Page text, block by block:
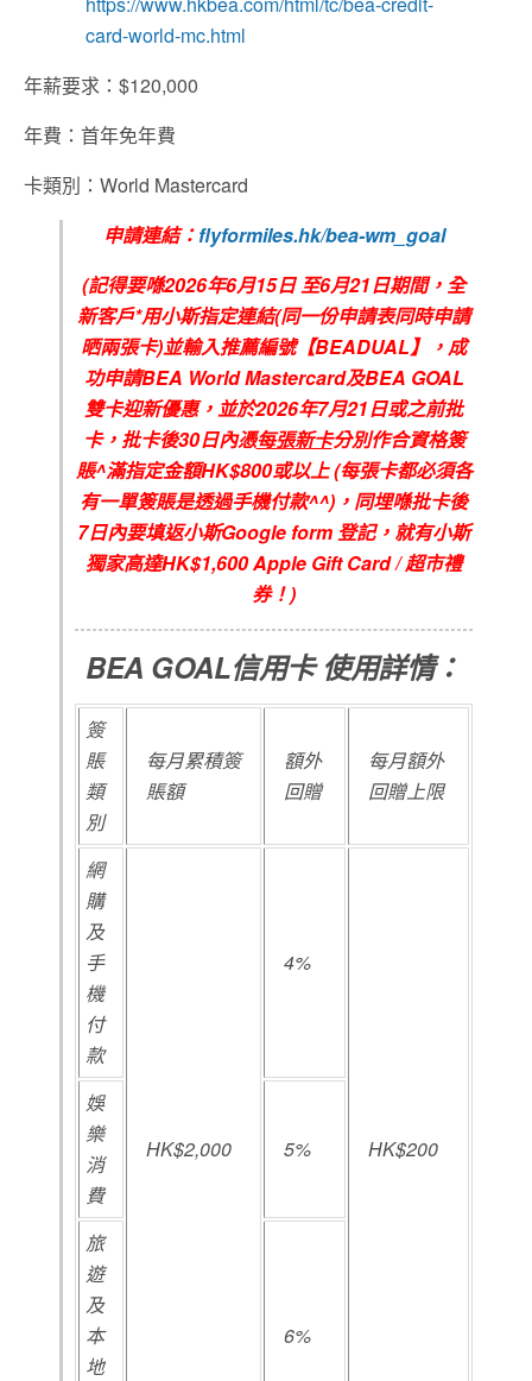
card-world-mc.html
年薪要求：$120,000
年費：首年免年費
卡類別：World Mastercard
申請連結：flyformiles.hk/bea-wm_goal
(記得要喺2026年6月15日至6月21日期間，全
新客戶*用小斯指定連結(同一份申請表同時申請
晒兩張卡)並輸入推薦編號【BEADUAL】，成
功申請BEA World Mastercard及BEA GOAL
雙卡迎新優惠，並於2026年7月21日或之前批
卡，批卡後30日內憑每張新卡分別作合資格簽
賬^滿指定金額HK$800或以上(每張卡都必須各
有一單簽賬是透過手機付款^^) ，同埋喺批卡後
7日內要填返小斯Google form 登記，就有小斯
獨家高達HK$1,600 Apple Gift Card /超市禮
券！)
BEA GOAL信用卡使用詳情：
簽
賬
類
別
每月累積簽
賬額
額外
回贈
每月額外
回贈上限
網
購
及
手
機
付
款
HK$2,000
4%
HK$200
娛
樂
消
費
5%
旅
遊
及
本
地
6%